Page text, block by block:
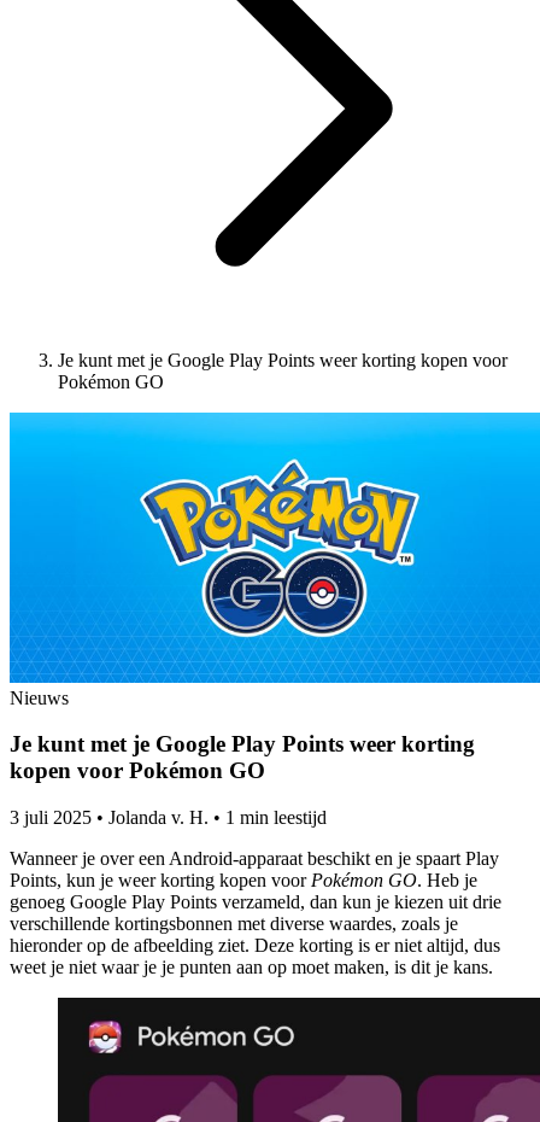
Je kunt met je Google Play Points weer korting kopen voor
Pokémon GO
Nieuws
Je kunt met je Google Play Points weer korting
kopen voor Pokémon GO
3 juli 2025 • Jolanda v. H. • 1 min leestijd
Wanneer je over een Android-apparaat beschikt en je spaart Play
Points, kun je weer korting kopen voor Pokémon GO. Heb je
genoeg Google Play Points verzameld, dan kun je kiezen uit drie
verschillende kortingsbonnen met diverse waardes, zoals je
hieronder op de afbeelding ziet. Deze korting is er niet altijd, dus
weet je niet waar je je punten aan op moet maken, is dit je kans.